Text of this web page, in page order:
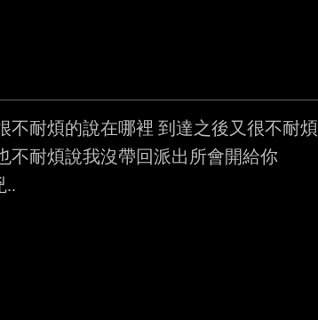
不耐煩的說在哪裡 到達之後又很不耐
不耐煩說我沒帶回派出所會開給你
..